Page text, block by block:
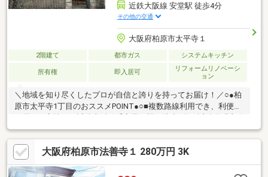
近鉄大阪線 安堂駅 徒歩4分
その他の交通
大阪府柏原市太平寺１
2階建て 都市ガス システムキッチン
所有権 即入居可
リフォームリノベーシ
ョン
＼地域を知り尽くしたプロが自信と誇りを持ってお届け！／○●柏
原市太平寺1丁目のおススメPOINT●○■複数路線利用でき、利便性
「柏原南口」駅 徒歩8分■部屋数が多いため、多目的に活用可能
◎■DKと水回りが隣接し、家事動線がスムーズです。■キッチン
は、お料理に集中しやすい壁付けタイプ。 窓から風を取り込
み、快適な空間で調理できます。■床の間が設けられた約8帖の和
室は、心安らぐ和の空間。■南面バルコニーにつき、陽光がたっ
大阪府柏原市法善寺１ 280万円 3K